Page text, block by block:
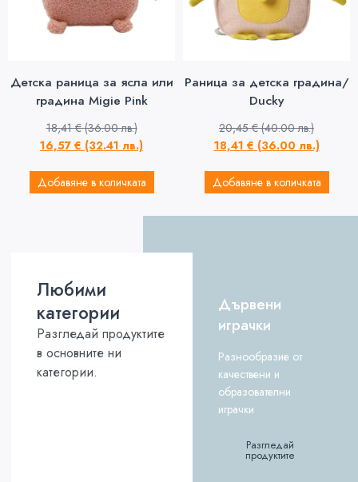
Детска раница за ясла или
градина Migie Pink
18,41€ (36.00 лв.)
16,57 € (32.41 лв.)
Добавяне в количката
Раница за детска градина/
Ducky
20,45€ (40.00 лв.)
18,41 € (36.00 лв.)
Добавяне в количката
Любими
категории
Разгледай продуктите
в основните ни
категории.
Дървени
играчки
Разнообразие от
качествени и
образователни
играчки
Разгледай
продуктите